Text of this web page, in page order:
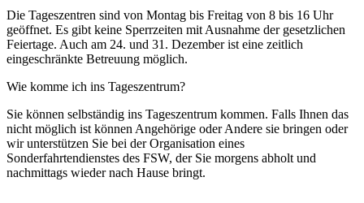
Die Tageszentren sind von Montag bis Freitag von 8 bis 16 Uhr
geöffnet. Es gibt keine Sperrzeiten mit Ausnahme der gesetzlichen
Feiertage. Auch am 24. und 31. Dezember ist eine zeitlich
eingeschränkte Betreuung möglich.
Wie komme ich ins Tageszentrum?
Sie können selbständig ins Tageszentrum kommen. Falls Ihnen das
nicht möglich ist können Angehörige oder Andere sie bringen oder
wir unterstützen Sie bei der Organisation eines
Sonderfahrtendienstes des FSW, der Sie morgens abholt und
nachmittags wieder nach Hause bringt.